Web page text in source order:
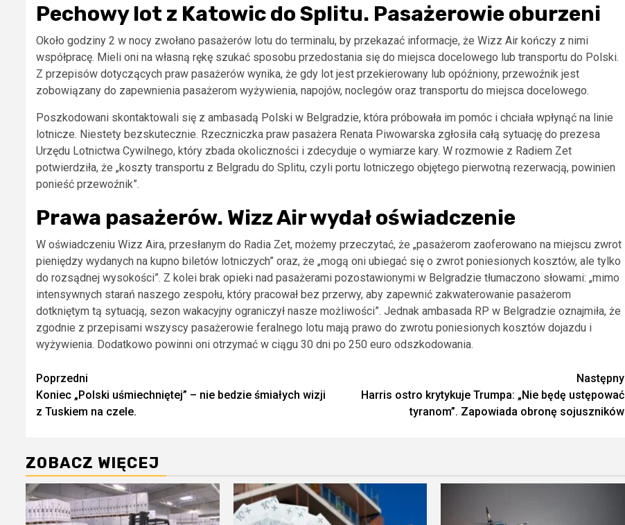
Pechowy lot z Katowic do Splitu. Pasażerowie oburzeni
Około godziny 2 w nocy zwołano pasażerów lotu do terminalu, by przekazać informacje, że Wizz Air kończy z nimi
współpracę. Mieli oni na własną rękę szukać sposobu przedostania się do miejsca docelowego lub transportu do Polski.
Z przepisów dotyczących praw pasażerów wynika, że gdy lot jest przekierowany lub opóźniony, przewoźnik jest
zobowiązany do zapewnienia pasażerom wyżywienia, napojów, noclegów oraz transportu do miejsca docelowego.
Poszkodowani skontaktowali się z ambasadą Polski w Belgradzie, która próbowała im pomóc i chciała wpłynąć na linie
lotnicze. Niestety bezskutecznie. Rzeczniczka praw pasażera Renata Piwowarska zgłosiła całą sytuację do prezesa
Urzędu Lotnictwa Cywilnego, który zbada okoliczności i zdecyduje o wymiarze kary. W rozmowie z Radiem Zet
potwierdziła, że „koszty transportu z Belgradu do Splitu, czyli portu lotniczego objętego pierwotną rezerwacją, powinien
ponieść przewoźnik”.
Prawa pasażerów. Wizz Air wydał oświadczenie
W oświadczeniu Wizz Aira, przesłanym do Radia Zet, możemy przeczytać, że „pasażerom zaoferowano na miejscu zwrot
pieniędzy wydanych na kupno biletów lotniczych” oraz, że „mogą oni ubiegać się o zwrot poniesionych kosztów, ale tylko
do rozsądnej wysokości”. Z kolei brak opieki nad pasażerami pozostawionymi w Belgradzie tłumaczono słowami: „mimo
intensywnych starań naszego zespołu, który pracował bez przerwy, aby zapewnić zakwaterowanie pasażerom
dotkniętym tą sytuacją, sezon wakacyjny ograniczył nasze możliwości”. Jednak ambasada RP w Belgradzie oznajmiła, że
zgodnie z przepisami wszyscy pasażerowie feralnego lotu mają prawo do zwrotu poniesionych kosztów dojazdu i
wyżywienia. Dodatkowo powinni oni otrzymać w ciągu 30 dni po 250 euro odszkodowania.
Zobacz
wpisy
Poprzedni
Koniec „Polski uśmiechniętej” – nie bedzie śmiałych wizji
z Tuskiem na czele.
Następny
Harris ostro krytykuje Trumpa: „Nie będę ustępować
tyranom”. Zapowiada obronę sojuszników
ZOBACZ WIĘCEJ